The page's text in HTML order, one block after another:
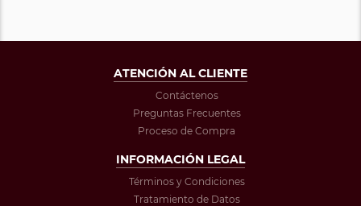
ATENCIÓN AL CLIENTE
Contáctenos
Preguntas Frecuentes
Proceso de Compra
INFORMACIÓN LEGAL
Términos y Condiciones
Tratamiento de Datos